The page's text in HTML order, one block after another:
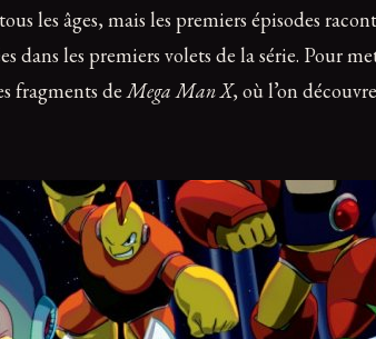
les âges, mais les premiers épisodes
dans les premiers volets de la série. Pour
fragments deMega Man X, où l’on